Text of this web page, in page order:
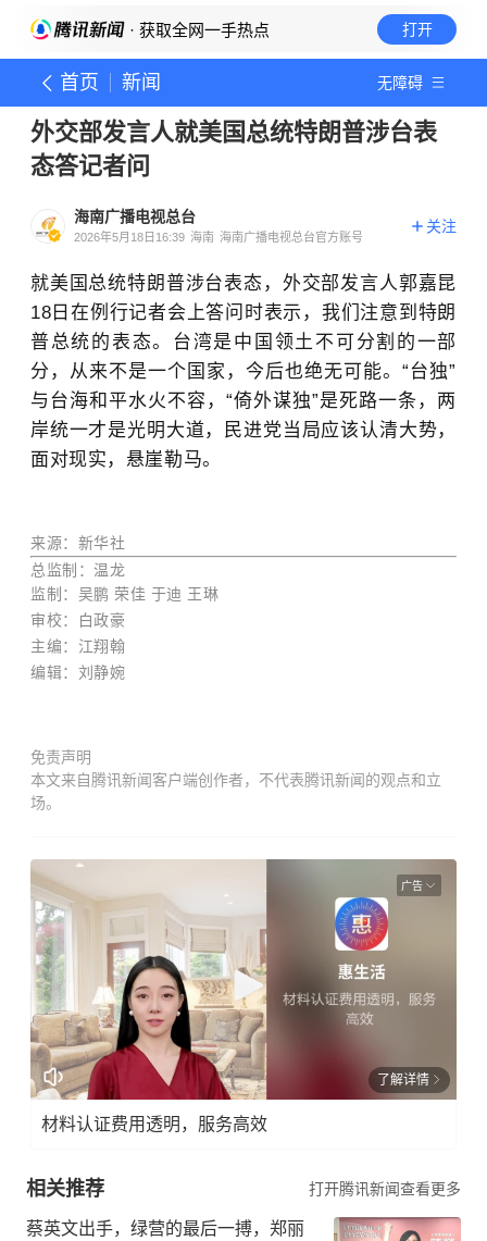
· 获取全网一手热点 打开
首页 新闻 无障碍
外交部发言人就美国总统特朗普涉台表
态答记者问
海南广播电视总台
2026年5月18日16:39 海南 海南广播电视总台官方账号
关注
就美国总统特朗普涉台表态，外交部发言人郭嘉昆
18日在例行记者会上答问时表示，我们注意到特朗
普总统的表态。台湾是中国领土不可分割的一部
分，从来不是一个国家，今后也绝无可能。“台独”
与台海和平水火不容，“倚外谋独”是死路一条，两
岸统一才是光明大道，民进党当局应该认清大势，
面对现实，悬崖勒马。
来源：新华社
总监制：温龙
监制：吴鹏 荣佳 于迪 王琳
审校：白政豪
主编：江翔翰
编辑：刘静婉
免责声明
本文来自腾讯新闻客户端创作者，不代表腾讯新闻的观点和立
场。
广告
了解详情
材料认证费用透明，服务高效
相关推荐 打开腾讯新闻查看更多
蔡英文出手，绿营的最后一搏，郑丽